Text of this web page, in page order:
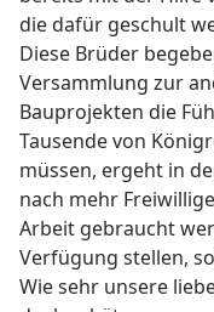
die dafür geschult
Diese Brüder
Versammlung zur
Bauprojekten die
Tausende von
müssen, ergeht in
nach mehr
Arbeit gebraucht
Verfügung stellen,
Wie sehr unsere